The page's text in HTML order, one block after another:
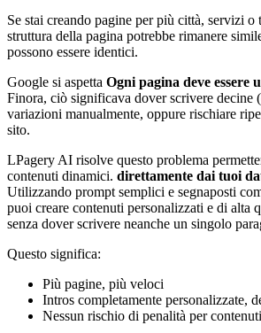
Se stai creando pagine per più città, servizi
struttura della pagina potrebbe rimanere
possono essere identici.
Google si aspetta Ogni pagina deve essere
Finora, ciò significava dover scrivere decine
variazioni manualmente, oppure rischiare
sito.
LPagery AI risolve questo problema
contenuti dinamici. direttamente dai tuoi
Utilizzando prompt semplici e segnaposti
puoi creare contenuti personalizzati e di alta
senza dover scrivere neanche un singolo
Questo significa:
Più pagine, più veloci
Intros completamente personalizzate,
Nessun rischio di penalità per